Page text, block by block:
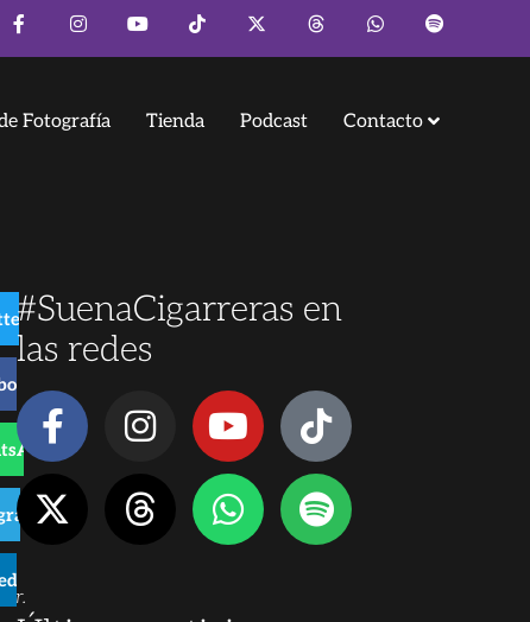
Fotografía Tienda Podcast Contacto
#SuenaCigarreras en
las redes